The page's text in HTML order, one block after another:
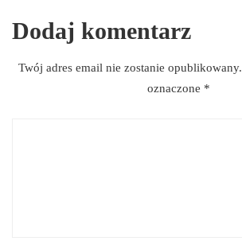
Dodaj komentarz
Twój adres email nie zostanie opublikowany.
oznaczone *